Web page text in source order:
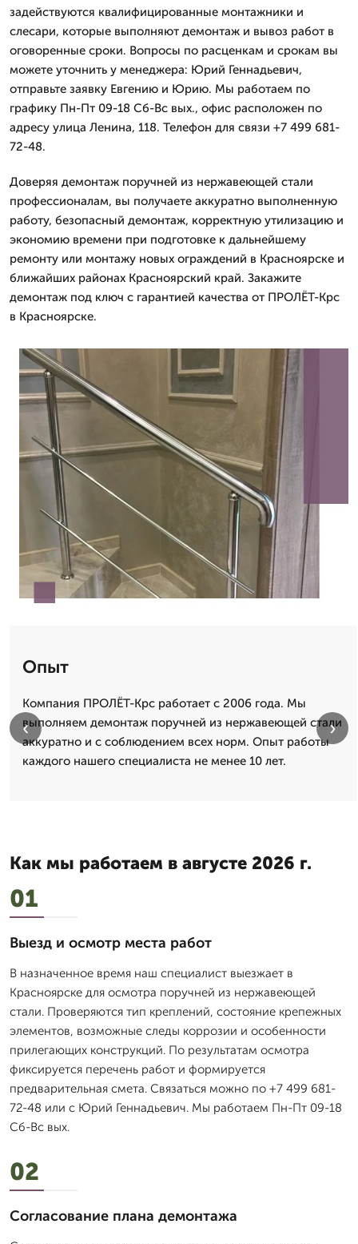
задействуются квалифицированные монтажники и
слесари, которые выполняют демонтаж и вывоз работ в
оговоренные сроки. Вопросы по расценкам и срокам вы
можете уточнить у менеджера: Юрий Геннадьевич,
отправьте заявку Евгению и Юрию. Мы работаем по
графику Пн-Пт 09-18 Сб-Вс вых., офис расположен по
адресу улица Ленина, 118. Телефон для связи +7 499 681-
72-48.
Доверяя демонтаж поручней из нержавеющей стали
профессионалам, вы получаете аккуратно выполненную
работу, безопасный демонтаж, корректную утилизацию и
экономию времени при подготовке к дальнейшему
ремонту или монтажу новых ограждений в Красноярске и
ближайших районах Красноярский край. Закажите
демонтаж под ключ с гарантией качества от ПРОЛЁТ-Крс
в Красноярске.
Опыт
Компания ПРОЛЁТ-Крс работает с 2006 года. Мы
выполняем демонтаж поручней из нержавеющей стали
аккуратно и с соблюдением всех норм. Опыт работы
каждого нашего специалиста не менее 10 лет.
‹ ›
Как мы работаем в августе 2026 г.
01
Выезд и осмотр места работ
В назначенное время наш специалист выезжает в
Красноярске для осмотра поручней из нержавеющей
стали. Проверяются тип креплений, состояние крепежных
элементов, возможные следы коррозии и особенности
прилегающих конструкций. По результатам осмотра
фиксируется перечень работ и формируется
предварительная смета. Связаться можно по +7 499 681-
72-48 или с Юрий Геннадьевич. Мы работаем Пн-Пт 09-18
Сб-Вс вых.
02
Согласование плана демонтажа